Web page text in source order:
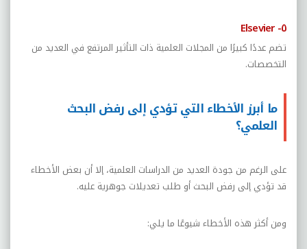
٥- Elsevier
تضم عددًا كبيرًا من المجلات العلمية ذات التأثير المرتفع في العديد من
التخصصات.
ما أبرز الأخطاء التي تؤدي إلى رفض البحث
العلمي؟
على الرغم من جودة العديد من الدراسات العلمية، إلا أن بعض الأخطاء
قد تؤدي إلى رفض البحث أو طلب تعديلات جوهرية عليه.
ومن أكثر هذه الأخطاء شيوعًا ما يلي: